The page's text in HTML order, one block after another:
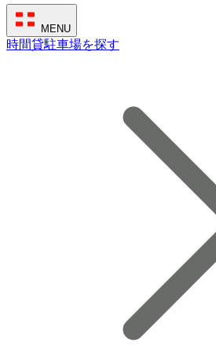
MENU
時間貸駐車場を探す